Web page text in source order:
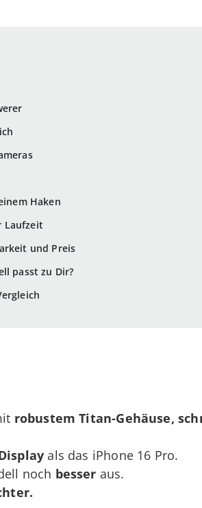
Haken
Laufzeit
und Preis
passt zu Dir?
robustem Titan-Gehäuse,
als das iPhone 16 Pro.
noch besser aus.